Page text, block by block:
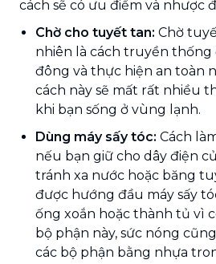
cách sẽ có ưu điểm và nhược
Chờ cho tuyết tan: Chờ
nhiên là cách truyền thống
đông và thực hiện an toàn
cách này sẽ mất rất nhiều
khi bạn sống ở vùng lạnh.
Dùng máy sấy tóc: Cách
nếu bạn giữ cho dây điện
tránh xa nước hoặc băng
được hướng đầu máy sấy
ống xoắn hoặc thành tủ vì
bộ phận này, sức nóng
các bộ phận bằng nhựa